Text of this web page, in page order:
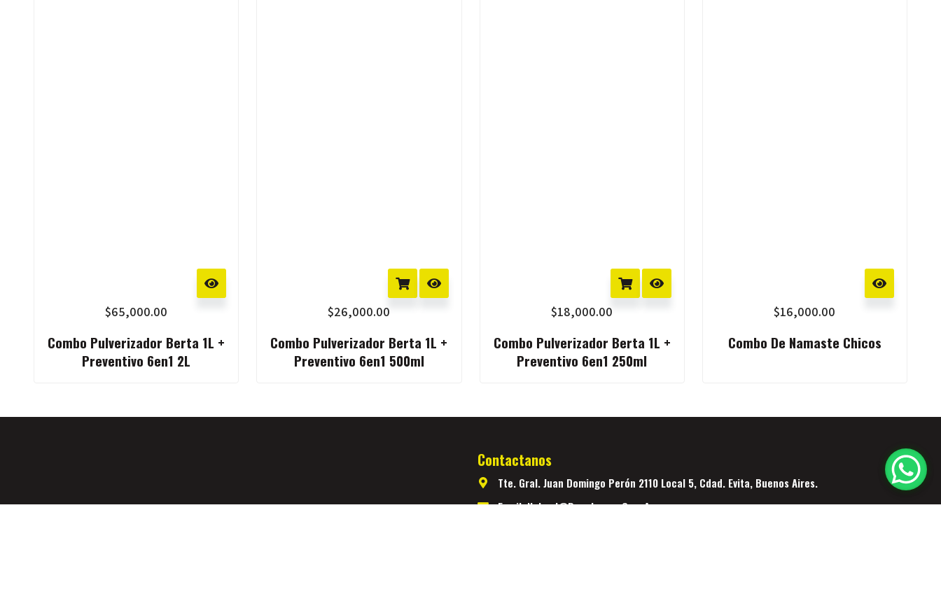
$65,000.00
Combo Pulverizador Berta 1L +
Preventivo 6en1 2L
$26,000.00
Combo Pulverizador Berta 1L +
Preventivo 6en1 500ml
$18,000.00
Combo Pulverizador Berta 1L +
Preventivo 6en1 250ml
$16,000.00
Combo De Namaste Chicos
Contactanos
Tte. Gral. Juan Domingo Perón 2110 Local 5, Cdad. Evita, Buenos Aires.
Email: Nahuel@donahuana.com.ar